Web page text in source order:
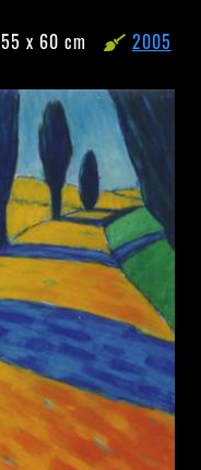
2005
55 x 60 cm